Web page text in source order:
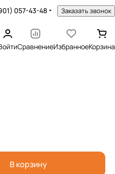
057-43-48 Заказать звонок
СравнениеИзбранноеКорзина
В корзину